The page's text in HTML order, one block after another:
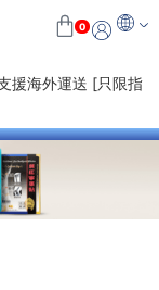
0
援海外運送 [只限指